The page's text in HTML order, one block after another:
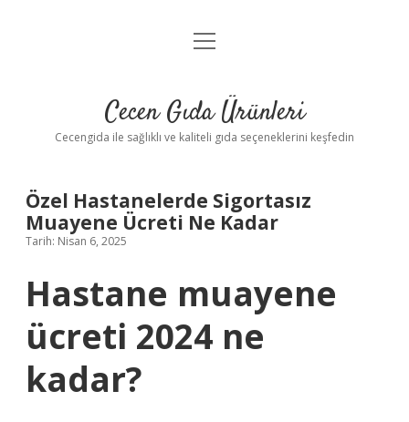
Anasayfa
Yasal Uyarı
menüyü
Cecen Gıda Ürünleri
Cecengida ile sağlıklı ve kaliteli gıda seçeneklerini keşfedin
Özel Hastanelerde Sigortasız
Muayene Ücreti Ne Kadar
Tarih: Nisan 6, 2025
Hastane muayene
ücreti 2024 ne
kadar?